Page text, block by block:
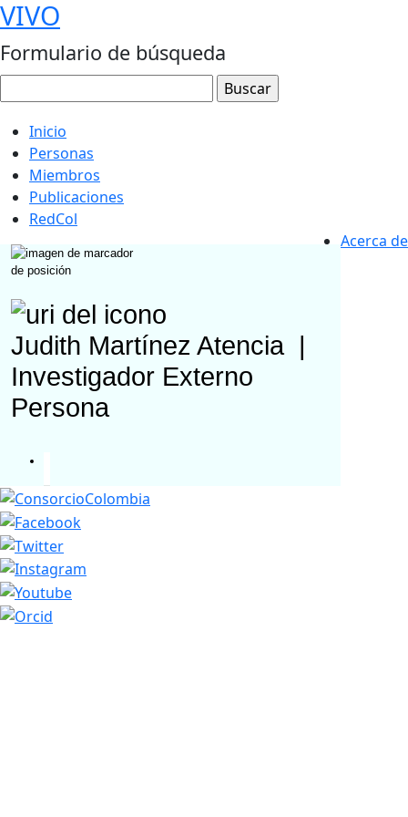
VIVO
Formulario de búsqueda
Inicio
Personas
Miembros
Publicaciones
RedCol
Acerca de
Judith Martínez Atencia
Investigador Externo
Persona